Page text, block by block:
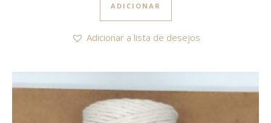
ADICIONAR
Adicionar a lista de desejos